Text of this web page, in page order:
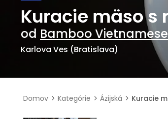
Kuracie mäso s
od Bamboo
Karlova Ves (Bratislava)
Domov Kategórie Ázijská Kuracie